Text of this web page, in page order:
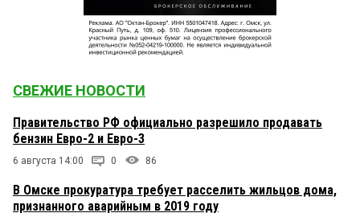
консультацией менеджера, позвонив на телефон
мне все понятно и вежливо пояснили, хорошие
ребята. Заказ пришел быстро, даже раньше
оговоренных сроков. В ближайшее время
Действительно отрадно что Омский бизнес, как
оказалось, имеет место быть, не только в
формате ларька на остановке, но и достойно
представлять свой город на Российском рынке.
Василий 8 мая 2014 в 13:43:
СВЕЖИЕ НОВОСТИ
Правительство РФ официально разрешило продавать
бензин Евро-2 и Евро-3
6 августа 14:00 0 86
В Омске прокуратура требует расселить жильцов дома,
признанного аварийным в 2019 году